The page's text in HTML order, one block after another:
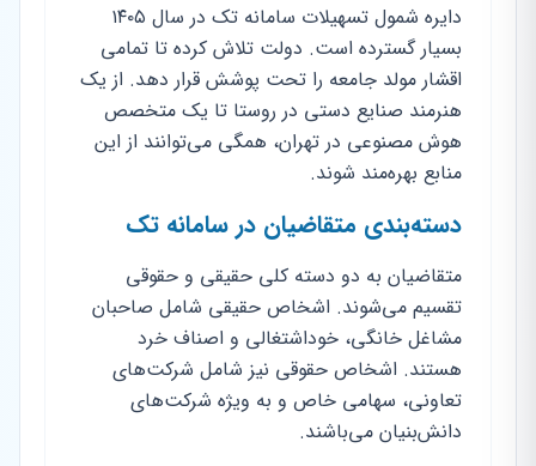
دایره شمول تسهیلات سامانه تک در سال ۱۴۰۵
بسیار گسترده است. دولت تلاش کرده تا تمامی
اقشار مولد جامعه را تحت پوشش قرار دهد. از یک
هنرمند صنایع دستی در روستا تا یک متخصص
هوش مصنوعی در تهران، همگی می‌توانند از این
منابع بهره‌مند شوند.
دسته‌بندی متقاضیان در سامانه تک
متقاضیان به دو دسته کلی حقیقی و حقوقی
تقسیم می‌شوند. اشخاص حقیقی شامل صاحبان
مشاغل خانگی، خوداشتغالی و اصناف خرد
هستند. اشخاص حقوقی نیز شامل شرکت‌های
تعاونی، سهامی خاص و به ویژه شرکت‌های
دانش‌بنیان می‌باشند.